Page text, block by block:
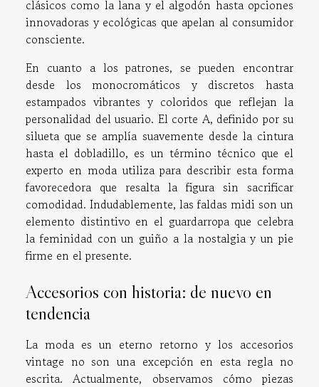
clásicos como la lana y el algodón hasta opciones
innovadoras y ecológicas que apelan al consumidor
consciente.
En cuanto a los patrones, se pueden encontrar
desde los monocromáticos y discretos hasta
estampados vibrantes y coloridos que reflejan la
personalidad del usuario. El corte A, definido por su
silueta que se amplía suavemente desde la cintura
hasta el dobladillo, es un término técnico que el
experto en moda utiliza para describir esta forma
favorecedora que resalta la figura sin sacrificar
comodidad. Indudablemente, las faldas midi son un
elemento distintivo en el guardarropa que celebra
la feminidad con un guiño a la nostalgia y un pie
firme en el presente.
Accesorios con historia: de nuevo en
tendencia
La moda es un eterno retorno y los accesorios
vintage no son una excepción en esta regla no
escrita. Actualmente, observamos cómo piezas